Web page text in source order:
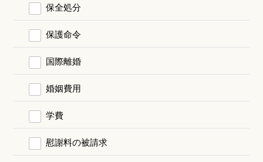
保全処分
保護命令
国際離婚
婚姻費用
学費
慰謝料の被請求